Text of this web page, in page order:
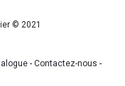
© 2021
- Contactez-nous -